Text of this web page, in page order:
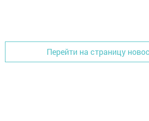
Перейти на страницу